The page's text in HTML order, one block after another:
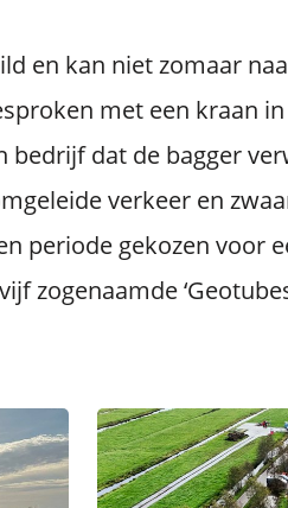
en kan niet zomaar
met een kraan
bedrijf dat de bagger
verkeer en
periode gekozen voor
zogenaamde